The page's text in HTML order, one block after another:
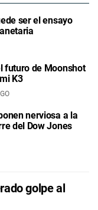
ser el ensayo
futuro de Moonshot
K3
nerviosa a la
del Dow Jones
golpe al